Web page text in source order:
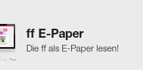
ff E-Paper
Die ff als E-Paper lesen!